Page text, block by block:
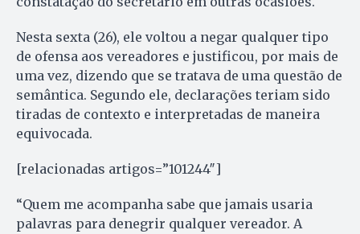
Nesta sexta (26), ele voltou a negar qualquer tipo
de ofensa aos vereadores e justificou, por mais de
uma vez, dizendo que se tratava de uma questão de
semântica. Segundo ele, declarações teriam sido
tiradas de contexto e interpretadas de maneira
equivocada.
[relacionadas artigos=”101244″]
“Quem me acompanha sabe que jamais usaria
palavras para denegrir qualquer vereador. A